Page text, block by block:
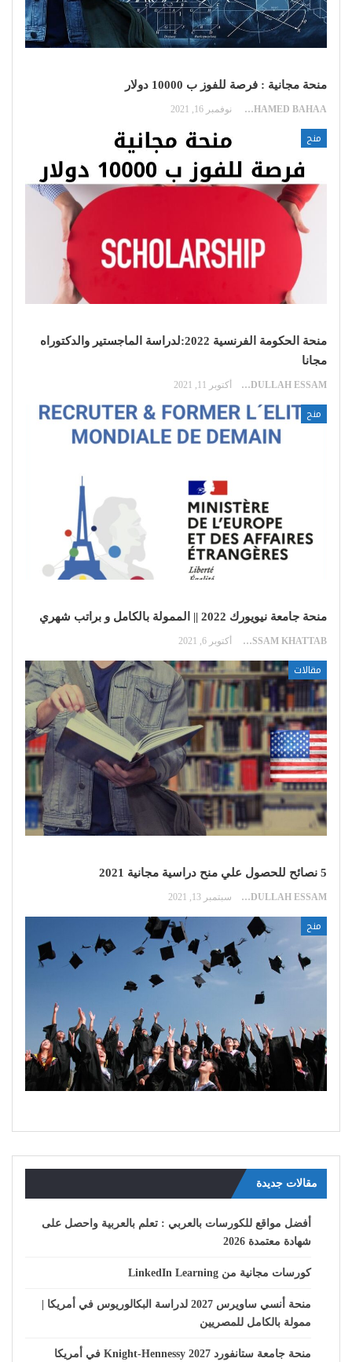
منحة مجانية : فرصة للفوز ب 10000 دولار
MOHAMED BAHAA نوفمبر 16, 2021
منح
منحة الحكومة الفرنسية 2022:لدراسة الماجستير والدكتوراه
مجانا
ABDULLAH ESSAM أكتوبر 11, 2021
منح
منحة جامعة نيويورك 2022 || الممولة بالكامل و براتب شهري
HUSSAM KHATTAB أكتوبر 6, 2021
مقالات
5 نصائح للحصول علي منح دراسية مجانية 2021
ABDULLAH ESSAM سبتمبر 13, 2021
منح
مقالات جديدة
أفضل مواقع للكورسات بالعربي : تعلم بالعربية واحصل على
شهادة معتمدة 2026
كورسات مجانية من LinkedIn Learning
منحة أنسي ساويرس 2027 لدراسة البكالوريوس في أمريكا |
ممولة بالكامل للمصريين
منحة جامعة ستانفورد Knight-Hennessy 2027 في أمريكا